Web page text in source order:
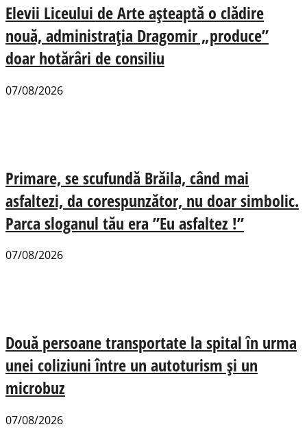
Elevii Liceului de Arte așteaptă o clădire
nouă, administrația Dragomir „produce”
doar hotărâri de consiliu
07/08/2026
Primare, se scufundă Brăila, când mai
asfaltezi, da corespunzător, nu doar simbolic.
Parca sloganul tău era ”Eu asfaltez !”
07/08/2026
Două persoane transportate la spital în urma
unei coliziuni între un autoturism și un
microbuz
07/08/2026